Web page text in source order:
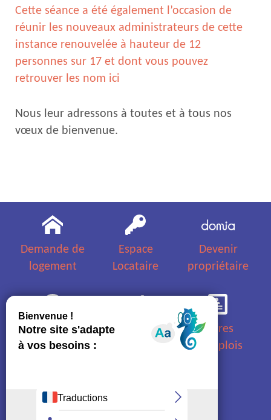
Cette séance a été également l’occasion de
réunir les nouveaux administrateurs de cette
instance renouvelée à hauteur de 12
personnes sur 17 et dont vous pouvez
retrouver les nom ici
Nous leur adressons à toutes et à tous nos
vœux de bienvenue.
Demande de
logement
Espace
Locataire
Devenir
propriétaire
Questions
fréquentes
Offres
d'emplois